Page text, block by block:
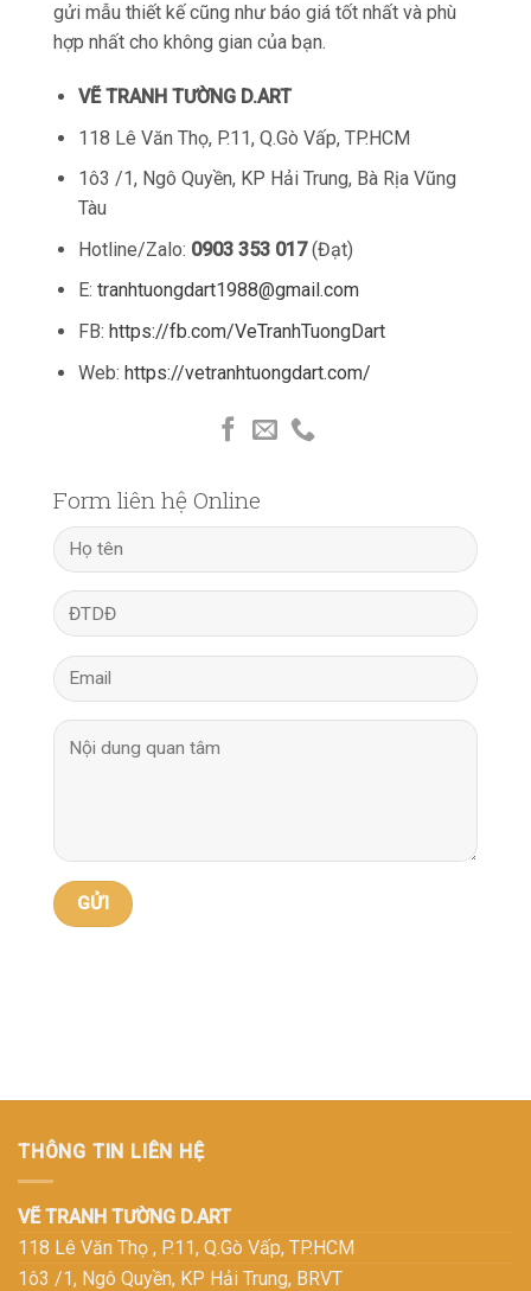
gửi mẫu thiết kế cũng như báo giá tốt nhất và phù
hợp nhất cho không gian của bạn.
VẼ TRANH TƯỜNG D.ART
118 Lê Văn Thọ, P.11, Q.Gò Vấp, TP.HCM
1ô3 /1, Ngô Quyền, KP Hải Trung, Bà Rịa Vũng
Tàu
Hotline/Zalo: 0903 353 017(Đạt)
E: tranhtuongdart1988@gmail.com
FB: https://fb.com/VeTranhTuongDart
Web: https://vetranhtuongdart.com/
Form liên hệ Online
THÔNG TIN LIÊN HỆ
VẼ TRANH TƯỜNG D.ART
118 Lê Văn Thọ , P.11, Q.Gò Vấp, TP.HCM
1ô3 /1, Ngô Quyền, KP Hải Trung, BRVT